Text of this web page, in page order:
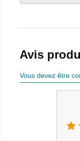
Avis
Vous devez être